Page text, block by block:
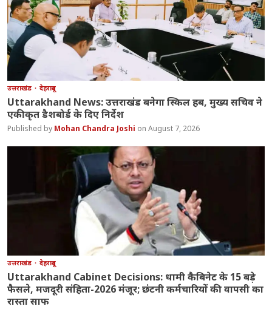
उत्तराखंड देहरादून
Uttarakhand News: उत्तराखंड बनेगा स्किल हब, मुख्य सचिव ने
एकीकृत डैशबोर्ड के दिए निर्देश
Mohan Chandra Joshi August 7, 2026
उत्तराखंड देहरादून
Uttarakhand Cabinet Decisions: धामी कैबिनेट के 15 बड़े
फैसले, मजदूरी संहिता-2026 मंजूर; छंटनी कर्मचारियों की वापसी का
रास्ता साफ